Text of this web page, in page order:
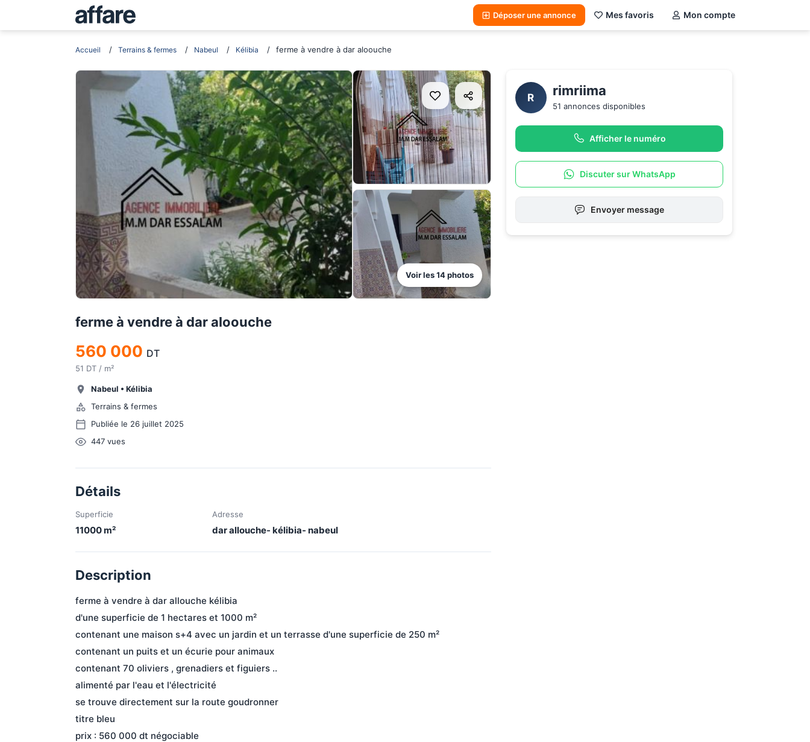
Déposer une annonce Mes favoris Mon compte
Accueil Terrains & fermes Nabeul Kélibia ferme à vendre à dar aloouche
Voir les14photos
ferme à vendre à dar aloouche
560 000 DT
51 DT / m²
Nabeul • Kélibia
Terrains & fermes
Publiée le 26 juillet 2025
447vues
Détails
Superficie
11000m²
Adresse
dar allouche- kélibia- nabeul
Description
ferme à vendre à dar allouche kélibia
d'une superficie de 1 hectares et 1000 m²
contenant une maison s+4 avec un jardin et un terrasse d'une superficie de 250 m²
contenant un puits et un écurie pour animaux
contenant 70 oliviers , grenadiers et figuiers ..
alimenté par l'eau et l'électricité
se trouve directement sur la route goudronner
titre bleu
prix : 560 000 dt négociable
R rimriima
51 annonces disponibles
Afficher le numéro
Discuter sur WhatsApp
Envoyer message